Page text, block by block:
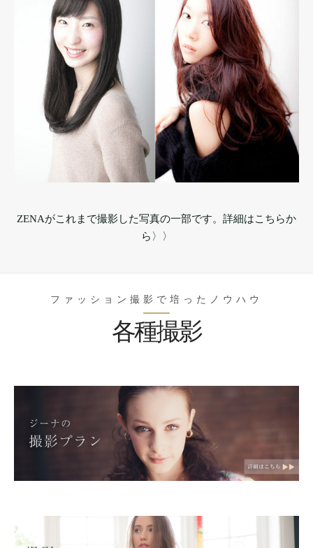
ZENAがこれまで撮影した写真の一部です。詳細はこちらか
ら〉〉
ファッション撮影で培ったノウハウ
各種撮影